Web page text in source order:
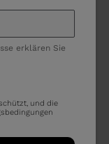
erklären Sie
und die